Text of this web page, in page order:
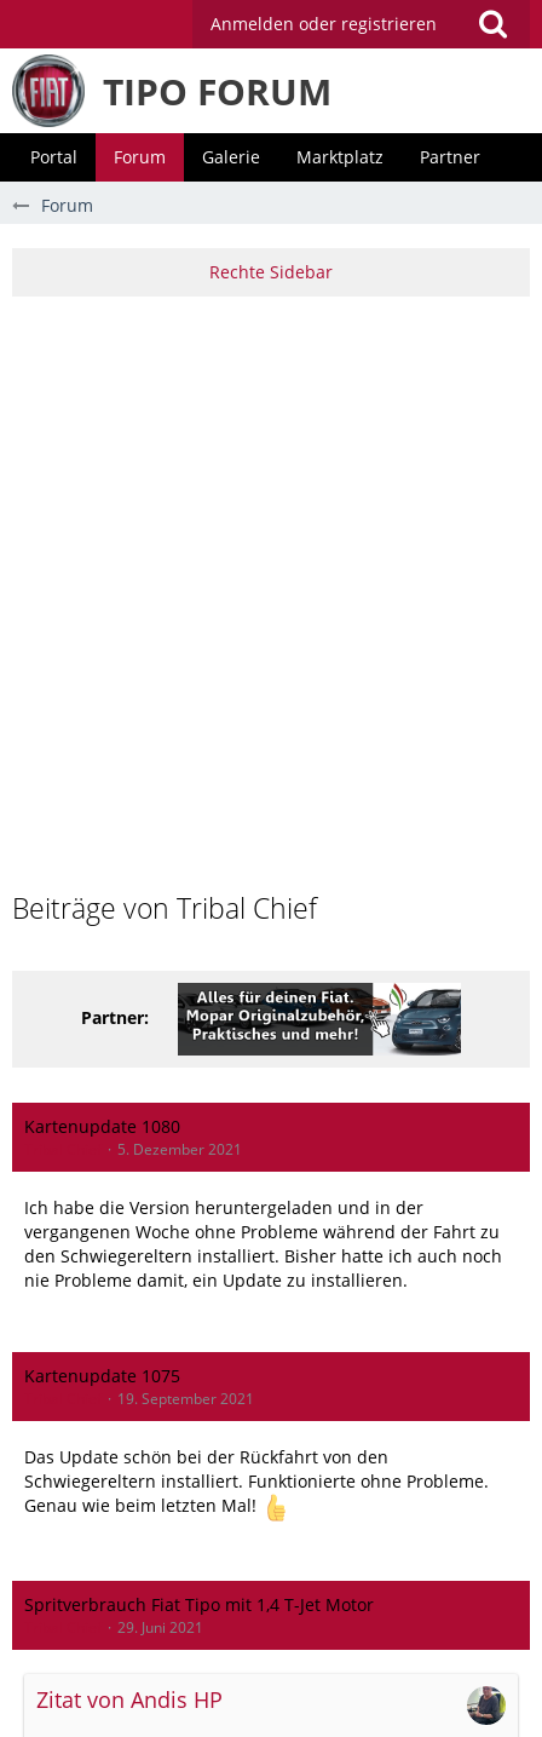
Anmelden oder registrieren
TIPO FORUM
Portal Forum Galerie Marktplatz Partner
Forum
Beiträge von Tribal Chief
Partner:
Kartenupdate 1080
5. Dezember 2021
Ich habe die Version heruntergeladen und in der
vergangenen Woche ohne Probleme während der Fahrt zu
den Schwiegereltern installiert. Bisher hatte ich auch noch
nie Probleme damit, ein Update zu installieren.
Kartenupdate 1075
19. September 2021
Das Update schön bei der Rückfahrt von den
Schwiegereltern installiert. Funktionierte ohne Probleme.
Genau wie beim letzten Mal!
Spritverbrauch Fiat Tipo mit 1,4 T-Jet Motor
29. Juni 2021
Zitat von Andis HP